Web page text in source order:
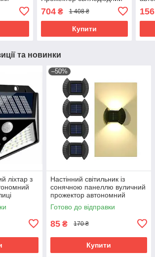
прожектор зовнішній, RYH
704₴ 1 408 ₴
Купити
156
та новинки
ліхтар з
–50%
Настінний світильник із
сонячною панеллю вуличний
прожектор автономний
світлодіодний ліхтар для саду
двору вулиці
Готово до відправки
85 ₴ 170 ₴
Купити